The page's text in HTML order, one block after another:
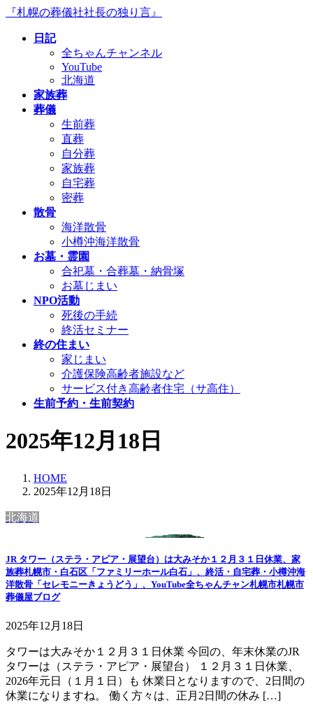
コ
ナ
『札幌の葬儀社社長の独り言』
日記
全ちゃんチャンネル
YouTube
北海道
家族葬
葬儀
生前葬
直葬
自分葬
家族葬
自宅葬
密葬
散骨
海洋散骨
小樽沖海洋散骨
お墓・霊園
合祀墓・合葬墓・納骨塚
お墓じまい
NPO活動
死後の手続
終活セミナー
終の住まい
家じまい
介護保険高齢者施設など
サービス付き高齢者住宅（サ高住）
生前予約・生前契約
2025年12月18日
HOME
2025年12月18日
北海道
JR タワー（ステラ・アピア・展望台）は大みそか１２月３１日休業、家
族葬札幌市・白石区「ファミリーホール白石」、終活・自宅葬・小樽沖海
洋散骨「セレモニーきょうどう」、YouTube全ちゃんチャン札幌市札幌市
葬儀屋ブログ
2025年12月18日
タワーは大みそか１２月３１日休業 今回の、年末休業のJR
タワーは（ステラ・アピア・展望台） １２月３１日休業、
2026年元日（１月１日）も 休業日となりますので、2日間の
休業になりますね。 働く方々は、正月2日間の休み […]